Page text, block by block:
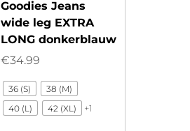
Goodies Jeans
wide leg EXTRA
LONG donkerblauw
€34.99
36 (S)
38 (M)
40 (L)
42 (XL) +1